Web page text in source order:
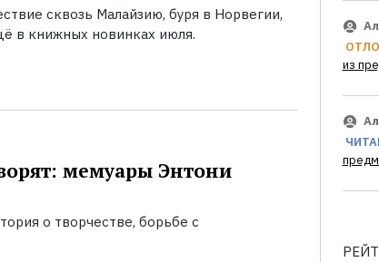
сквозь Малайзию, буря в Норвегии,
в книжных новинках июля.
мемуары Энтони
о творчестве, борьбе с
из